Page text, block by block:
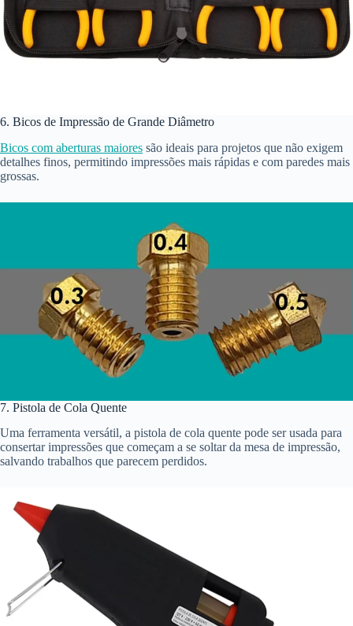
6. Bicos de Impressão de Grande Diâmetro
Bicos com aberturas maiores são ideais para projetos que não exigem
detalhes finos, permitindo impressões mais rápidas e com paredes mais
grossas.
7. Pistola de Cola Quente
Uma ferramenta versátil, a pistola de cola quente pode ser usada para
consertar impressões que começam a se soltar da mesa de impressão,
salvando trabalhos que parecem perdidos.